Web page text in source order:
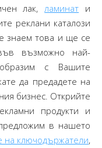
лак,ламинат и
реклани каталози
знаем това и ще се
възможно най-
с Вашите
да предадете на
бизнес. Открийте
продукти и
в нашето
на ключодържатели,